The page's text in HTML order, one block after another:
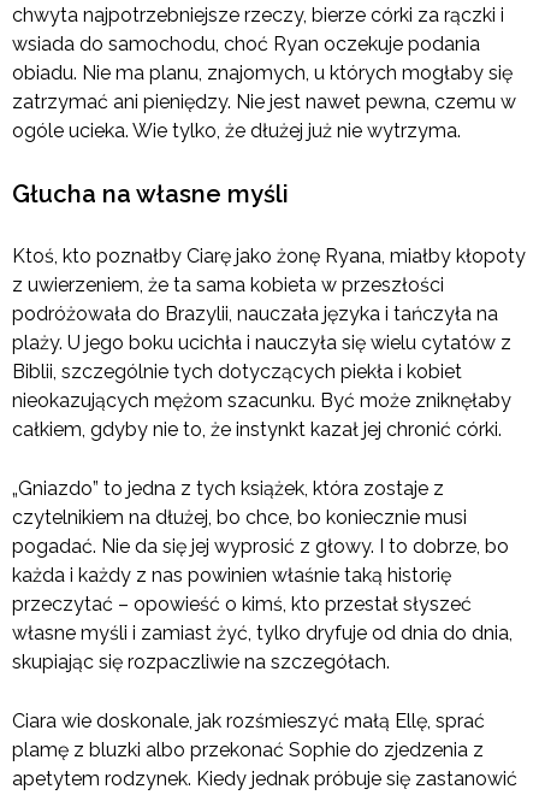
chwyta najpotrzebniejsze rzeczy, bierze córki za rączki i
wsiada do samochodu, choć Ryan oczekuje podania
obiadu. Nie ma planu, znajomych, u których mogłaby się
zatrzymać ani pieniędzy. Nie jest nawet pewna, czemu w
ogóle ucieka. Wie tylko, że dłużej już nie wytrzyma.
Głucha na własne myśli
Ktoś, kto poznałby Ciarę jako żonę Ryana, miałby kłopoty
z uwierzeniem, że ta sama kobieta w przeszłości
podróżowała do Brazylii, nauczała języka i tańczyła na
plaży. U jego boku ucichła i nauczyła się wielu cytatów z
Biblii, szczególnie tych dotyczących piekła i kobiet
nieokazujących mężom szacunku. Być może zniknęłaby
całkiem, gdyby nie to, że instynkt kazał jej chronić córki.
„Gniazdo” to jedna z tych książek, która zostaje z
czytelnikiem na dłużej, bo chce, bo koniecznie musi
pogadać. Nie da się jej wyprosić z głowy. I to dobrze, bo
każda i każdy z nas powinien właśnie taką historię
przeczytać – opowieść o kimś, kto przestał słyszeć
własne myśli i zamiast żyć, tylko dryfuje od dnia do dnia,
skupiając się rozpaczliwie na szczegółach.
Ciara wie doskonale, jak rozśmieszyć małą Ellę, sprać
plamę z bluzki albo przekonać Sophie do zjedzenia z
apetytem rodzynek. Kiedy jednak próbuje się zastanowić